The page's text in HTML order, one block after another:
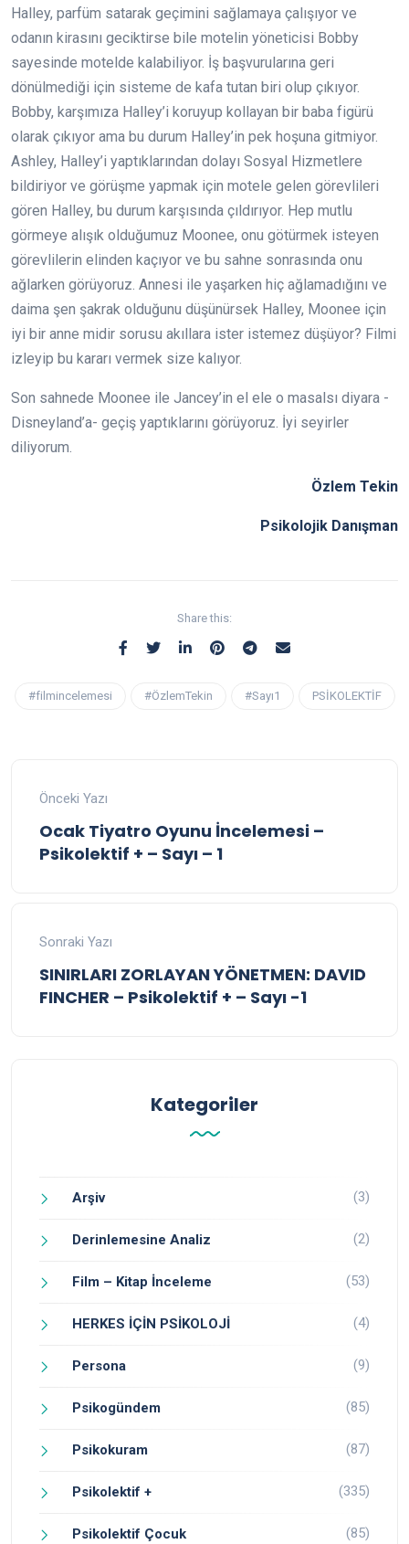
Halley, parfüm satarak geçimini sağlamaya çalışıyor ve
odanın kirasını geciktirse bile motelin yöneticisi Bobby
sayesinde motelde kalabiliyor. İş başvurularına geri
dönülmediği için sisteme de kafa tutan biri olup çıkıyor.
Bobby, karşımıza Halley’i koruyup kollayan bir baba figürü
olarak çıkıyor ama bu durum Halley’in pek hoşuna gitmiyor.
Ashley, Halley’i yaptıklarından dolayı Sosyal Hizmetlere
bildiriyor ve görüşme yapmak için motele gelen görevlileri
gören Halley, bu durum karşısında çıldırıyor. Hep mutlu
görmeye alışık olduğumuz Moonee, onu götürmek isteyen
görevlilerin elinden kaçıyor ve bu sahne sonrasında onu
ağlarken görüyoruz. Annesi ile yaşarken hiç ağlamadığını ve
daima şen şakrak olduğunu düşünürsek Halley, Moonee için
iyi bir anne midir sorusu akıllara ister istemez düşüyor? Filmi
izleyip bu kararı vermek size kalıyor.
Son sahnede Moonee ile Jancey’in el ele o masalsı diyara -
Disneyland’a- geçiş yaptıklarını görüyoruz. İyi seyirler
diliyorum.
Özlem Tekin
Psikolojik Danışman
Share this:
#filmincelemesi #ÖzlemTekin #Sayı1 PSİKOLEKTİF
Önceki Yazı
Ocak Tiyatro Oyunu İncelemesi –
Psikolektif + – Sayı – 1
Sonraki Yazı
SINIRLARI ZORLAYAN YÖNETMEN: DAVID
FINCHER – Psikolektif + – Sayı -1
Kategoriler
Arşiv (3)
Derinlemesine Analiz (2)
Film – Kitap İnceleme (53)
HERKES İÇİN PSİKOLOJİ (4)
Persona (9)
Psikogündem (85)
Psikokuram (87)
Psikolektif + (335)
Psikolektif Çocuk (85)